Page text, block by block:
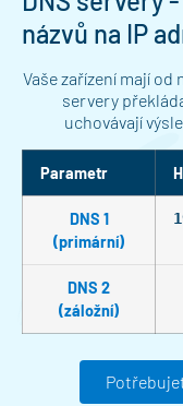
názvů na IP
Vaše zařízení mají
servery
uchovávají
Parametr
DNS 1
(primární)
DNS 2
(záložní)